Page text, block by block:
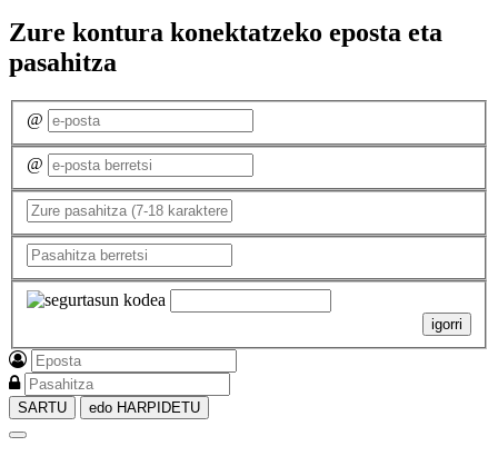
Zure kontura konektatzeko eposta eta
pasahitza
@
@
igorri
SARTU edo HARPIDETU